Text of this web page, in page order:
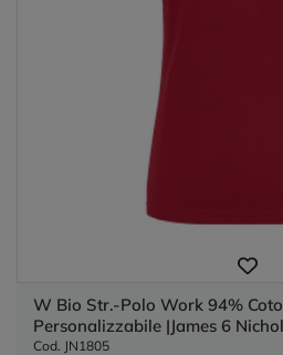
W Bio Str.-Polo Work 94%
Personalizzabile |James 6
Cod. JN1805